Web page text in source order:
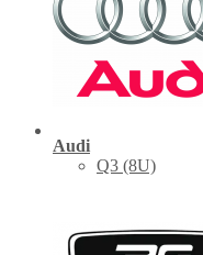
Audi
Q3 (8U)